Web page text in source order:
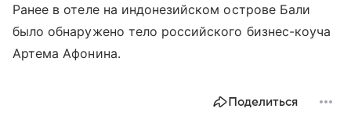
Ранее в отеле на индонезийском острове Бали
было обнаружено тело российского бизнес-коуча
Артема Афонина.
Поделиться